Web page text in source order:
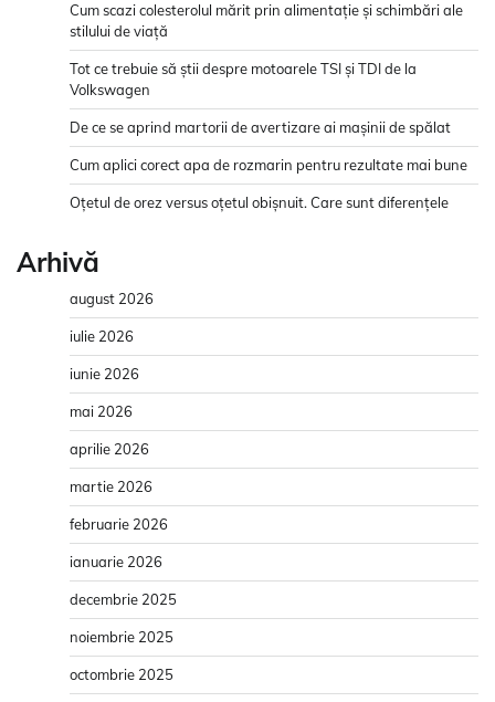
Cum scazi colesterolul mărit prin alimentație și schimbări ale
stilului de viață
Tot ce trebuie să știi despre motoarele TSI și TDI de la
Volkswagen
De ce se aprind martorii de avertizare ai mașinii de spălat
Cum aplici corect apa de rozmarin pentru rezultate mai bune
Oțetul de orez versus oțetul obișnuit. Care sunt diferențele
Arhivă
august 2026
iulie 2026
iunie 2026
mai 2026
aprilie 2026
martie 2026
februarie 2026
ianuarie 2026
decembrie 2025
noiembrie 2025
octombrie 2025